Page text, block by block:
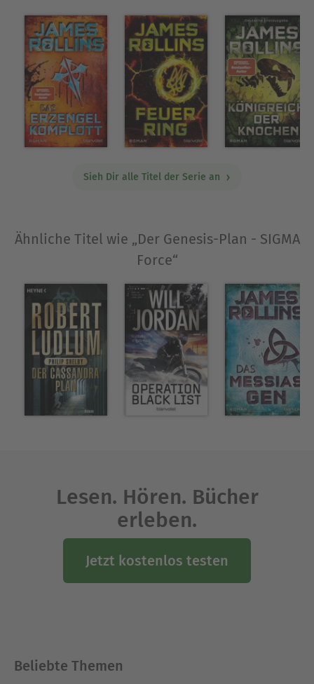
Sieh Dir alle Titel der Serie an
Ähnliche Titel wie „Der Genesis-Plan - SIGMA
Force“
Lesen. Hören. Bücher
erleben.
Jetzt kostenlos testen
Beliebte Themen